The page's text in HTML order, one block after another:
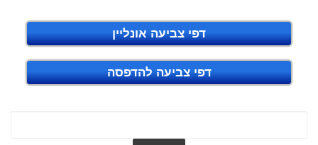
דפי צביעה אונליין
דפי צביעה להדפסה